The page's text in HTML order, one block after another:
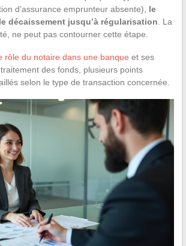
d’assurance emprunteur absente), le
décaissement jusqu’à régularisation . La
ne peut pas contourner cette étape.
rôle du notaire dans une banque et ses
des fonds, plusieurs points
selon le type de transaction concernée.